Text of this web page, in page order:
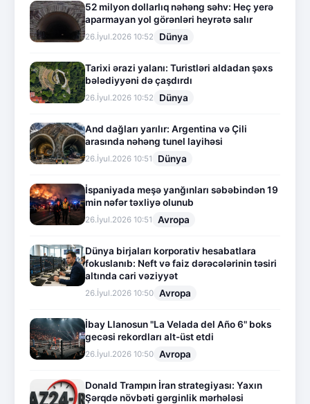
52 milyon dollarlıq nəhəng səhv: Heç yerə
aparmayan yol görənləri heyrətə salır
26.İyul.2026 10:52 Dünya
Tarixi ərazi yalanı: Turistləri aldadan şəxs
bələdiyyəni də çaşdırdı
26.İyul.2026 10:52 Dünya
And dağları yarılır: Argentina və Çili
arasında nəhəng tunel layihəsi
26.İyul.2026 10:51 Dünya
İspaniyada meşə yanğınları səbəbindən 19
min nəfər təxliyə olunub
26.İyul.2026 10:51 Avropa
Dünya birjaları korporativ hesabatlara
fokuslanıb: Neft və faiz dərəcələrinin təsiri
altında cari vəziyyət
26.İyul.2026 10:50 Avropa
İbay Llanosun "La Velada del Año 6" boks
gecəsi rekordları alt-üst etdi
26.İyul.2026 10:50 Avropa
Donald Trampın İran strategiyası: Yaxın
Şərqdə növbəti gərginlik mərhələsi